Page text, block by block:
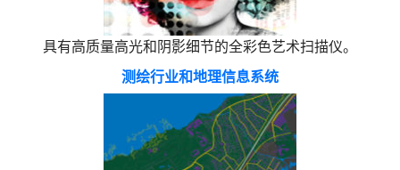
具有高质量高光和阴影细节的全彩色艺术扫描仪。
测绘行业和地理信息系统